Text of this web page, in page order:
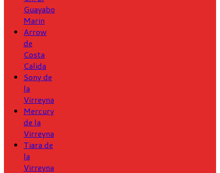
Guayabo
Marin
Arrow
de
Costa
Calida
Sony de
la
Virreyna
Mercury
de la
Virreyna
Tiara de
la
Virreyna